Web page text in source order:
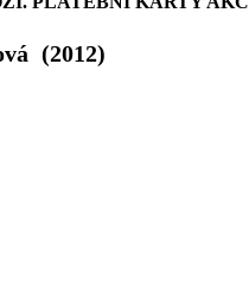
(2012)